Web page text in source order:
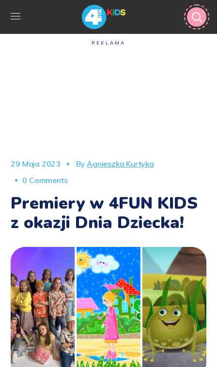
REKLAMA
29 Maja 2023 ByAgnieszka Kurtyka
0 Comments
Premiery w 4FUN KIDS
z okazji Dnia Dziecka!